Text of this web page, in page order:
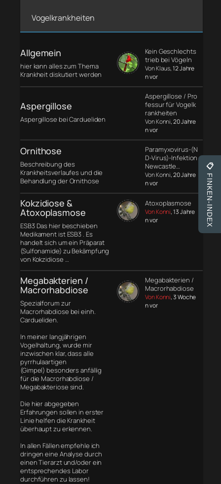
Vogelkrankheiten
Allgemein
hier kann alles zum Thema
Krankheit diskutiert werden
Kein Geschlechts
trieb bei Vögeln
Von Klaus, 12 Jahre
n vor
Aspergillose
Aspergillose bei Cardueliden
Aspergillose / Pro
fessur für Vogelk
rankheiten
Von Konni, 20 Jahre
n vor
Ornithose
Beschreibung des
Krankheitsverlaufes und die
Behandlung der Ornithose
Paramyxovirus-(N
D-Virus)-Infektion
Newcastle…
Von Konni, 20 Jahre
n vor
Kokzidiose &
Atoxoplasmose
ESB3 Das hier beschieben
Medikament ist ESB3 . Es
handelt sich um ein Präparat
(Sulfonamide) zu Bekämpfung
von Kokzidiose …
Atoxoplasmose
Von Konni, 13 Jahre
n vor
Megabakterien /
Macrorhabdiose
Spezialforum zur
Macrorhabdiose bei einh.
Cardueliden.
In meiner langjährigen
Vogelhaltung, wurde mir
inzwischen klar, dass alle
pyrrhulaartigen
(Gimpel) besonders anfällig
für die Macrorhabdiose /
Megabakteriose sind.
Die hier abgegeben
Erfahrungen sollen in erster
Linie helfen die Krankheit
überhaupt zu erkennen.
In allen Fällen empfehle ich
dringen eine Analyse durch
einen Tierarzt und/oder ein
entsprechendes Labor
durchführen zu lassen!
Megabakterien /
Macrorhabdiose
Von Konni, 3 Woche
n vor
📋
FINKEN-INDEX